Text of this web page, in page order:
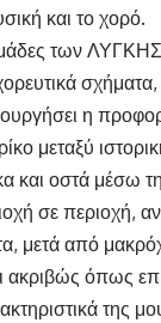
και το χορό.
των
η
μεταξύ
και οστά μέσω
σε περιοχή,
μετά από
όπως
της